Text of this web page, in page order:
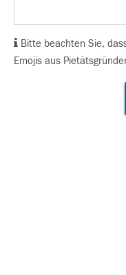
Bitte beachten Sie,
Emojis aus